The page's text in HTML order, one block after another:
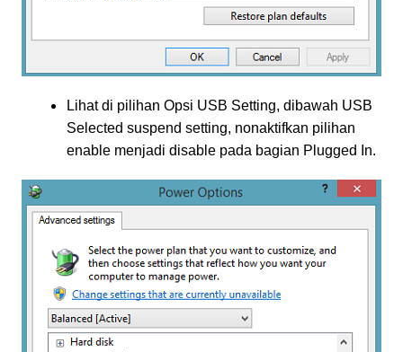
Lihat di pilihan Opsi USB Setting, dibawah USB
Selected suspend setting, nonaktifkan pilihan
enable menjadi disable pada bagian Plugged In.